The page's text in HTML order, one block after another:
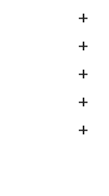
+
+
+
+
+